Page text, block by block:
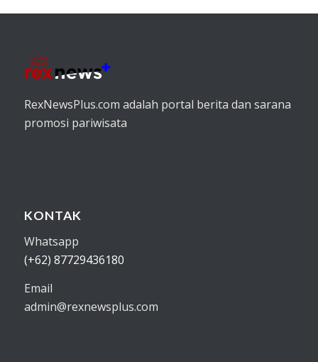
RexNewsPlus.com adalah portal berita dan sarana
promosi pariwisata
KONTAK
Whatsapp
(+62) 87729436180
Email
admin@rexnewsplus.com